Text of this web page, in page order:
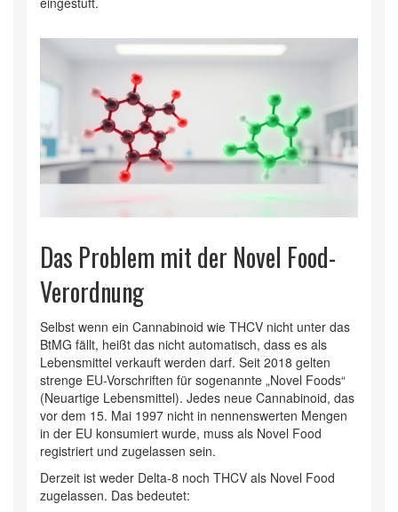
Das Problem mit der Novel Food-
Verordnung
Selbst wenn ein Cannabinoid wie THCV nicht unter das
BtMG fällt, heißt das nicht automatisch, dass es als
Lebensmittel verkauft werden darf. Seit 2018 gelten
strenge EU-Vorschriften für sogenannte „Novel Foods“
(Neuartige Lebensmittel). Jedes neue Cannabinoid, das
vor dem 15. Mai 1997 nicht in nennenswerten Mengen
in der EU konsumiert wurde, muss als Novel Food
registriert und zugelassen sein.
Derzeit ist weder Delta-8 noch THCV als Novel Food
zugelassen. Das bedeutet: